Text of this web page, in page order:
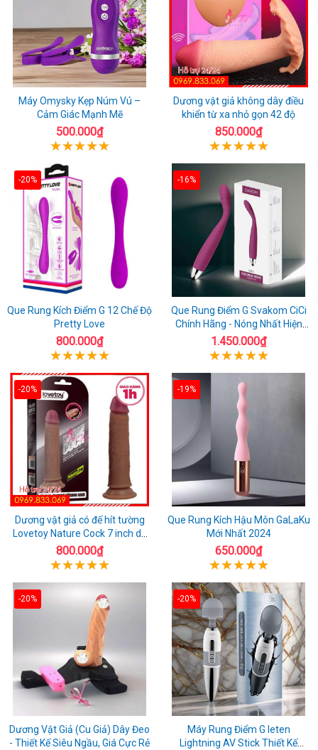
Máy Omysky Kẹp Núm Vú –
Cảm Giác Mạnh Mẽ
500.000₫
Dương vật giả không dây điều
khiển từ xa nhỏ gọn 42 độ
850.000₫
-20%
Que Rung Kích Điểm G 12 Chế Độ
Pretty Love
800.000₫
-16%
Que Rung Điểm G Svakom CiCi
Chính Hãng - Nóng Nhất Hiện
Nay
1.450.000₫
-20%
Dương vật giả có đế hít tường
Lovetoy Nature Cock 7 inch da
đen
800.000₫
-19%
Que Rung Kích Hậu Môn GaLaKu
Mới Nhất 2024
650.000₫
-20%
Dương Vật Giả (Cu Giả) Dây Đeo
- Thiết Kế Siêu Ngầu, Giá Cực Rẻ
-20%
Máy Rung Điểm G leten
Lightning AV Stick Thiết Kế